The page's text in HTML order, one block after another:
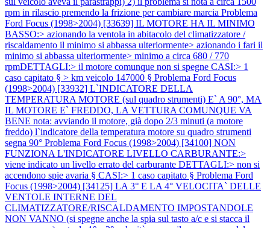
rpm in rilascio premendo la frizione per cambiare marcia Problema
Ford Focus (1998>2004) [33639] IL MOTORE HA IL MINIMO
BASSO:> azionando la ventola in abitacolo del climatizzatore /
riscaldamento il minimo si abbassa ulteriormente> azionando i fari il
minimo si abbassa ulteriormente> minimo a circa 680 / 770
rpmDETTAGLI:> il motore comunque non si spegne CASI:> 1
caso capitato § > km veicolo 147000 § Problema Ford Focus
(1998>2004) [33932] L`INDICATORE DELLA
TEMPERATURA MOTORE (sul quadro strumenti) E` A 90°, MA
IL MOTORE E` FREDDO, LA VETTURA COMUNQUE VA
BENE nota: avviando il motore, già dopo 2/3 minuti (a motore
freddo) l`indicatore della temperatura motore su quadro strumenti
segna 90° Problema Ford Focus (1998>2004) [34100] NON
FUNZIONA L'INDICATORE LIVELLO CARBURANTE:>
viene indicato un livello errato del carburante DETTAGLI:> non si
accendono spie avaria § CASI:> 1 caso capitato § Problema Ford
Focus (1998>2004) [34125] LA 3° E LA 4° VELOCITA` DELLE
VENTOLE INTERNE DEL
CLIMATIZZATORE/RISCALDAMENTO IMPOSTANDOLE
NON VANNO (si spegne anche la spia sul tasto a/c e si stacca il